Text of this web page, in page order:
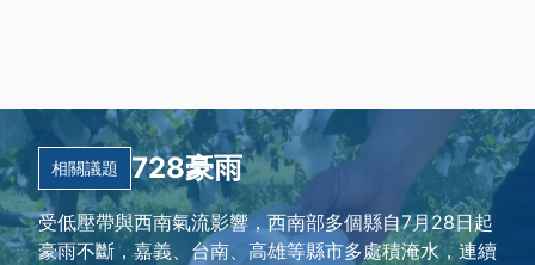
相關議題 728豪雨
受低壓帶與西南氣流影響，西南部多個縣自7月28日起
豪雨不斷，嘉義、台南、高雄等縣市多處積淹水，連續